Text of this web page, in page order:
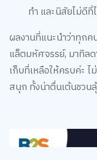
ผลงานที่แนะนำว่าทุก
แล็ตมหัศจรรย์, มาทิล
เก็บที่เหลือให้ครบค่ะ
สนุก ทั้งน่าตื่นเต้นชวน